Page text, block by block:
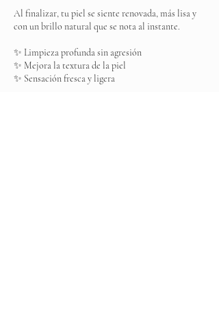
Al finalizar, tu piel se siente renovada, más lisa y
con un brillo natural que se nota al instante.
✨ Limpieza profunda sin agresión
✨ Mejora la textura de la piel
✨ Sensación fresca y ligera